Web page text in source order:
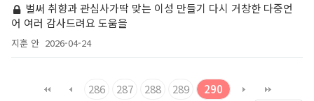
벌써 취향과 관심사가딱 맞는 이성 만들기 다시 거창한 다중언
어 여러 감사드려요 도움을
지훈 안 2026-04-24
286 287 288 289 290